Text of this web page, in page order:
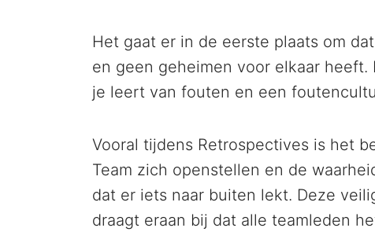
Het gaat er in de eerste plaats om
en geen geheimen voor elkaar
je leert van fouten en een
Vooral tijdens Retrospectives is het
Team zich openstellen en de
dat er iets naar buiten lekt. Deze
draagt eraan bij dat alle teamleden